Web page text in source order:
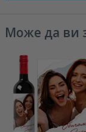
Може да ви